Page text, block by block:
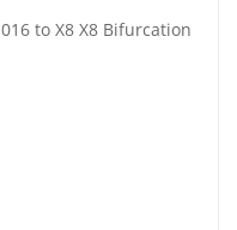
to X8 X8 Bifurcation